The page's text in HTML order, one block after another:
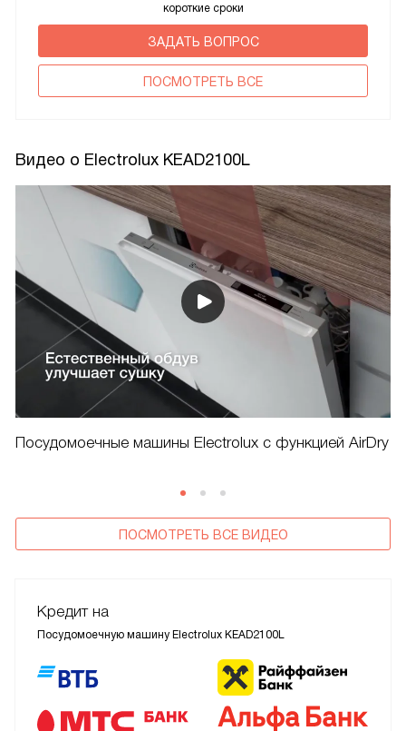
короткие сроки
ЗАДАТЬ ВОПРОС
ПОCМОТРЕТЬ ВСЕ
Видео о Electrolux KEAD2100L
Посудомоечные машины Electrolux с функцией AirDry
ПОСМОТРЕТЬ ВСЕ ВИДЕО
Кредит на
Посудомоечную машину Electrolux KEAD2100L